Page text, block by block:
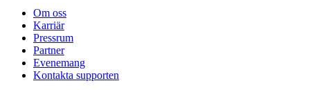
Om oss
Karriär
Pressrum
Partner
Evenemang
Kontakta supporten